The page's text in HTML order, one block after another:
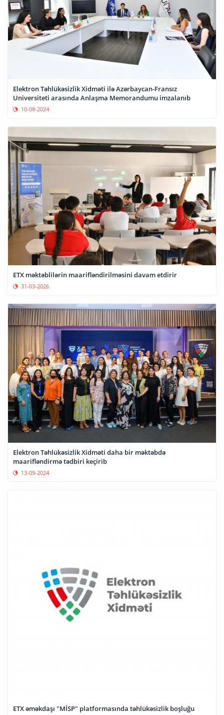
Elektron Təhlükəsizlik Xidməti ilə Azərbaycan-Fransız
Universiteti arasında Anlaşma Memorandumu imzalanıb
10-08-2024
ETX məktəblilərin maarifləndirilməsini davam etdirir
31-03-2026
Elektron Təhlükəsizlik Xidməti daha bir məktəbdə
maarifləndirmə tədbiri keçirib
13-09-2024
ETX əməkdaşı "MİSP" platformasında təhlükəsizlik boşluğu